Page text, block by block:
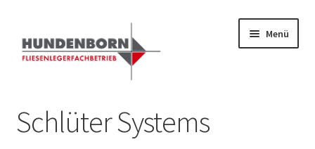
Navigation
springen
Inhalt
springen
Menü
Alte Fliesen, Vintage Fliesen, Reservefliesen,
Schlüter Systems